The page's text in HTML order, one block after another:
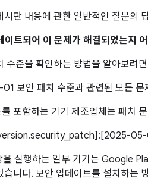
시판 내용에 관한 일반적인 질문의
이트되어 이 문제가 해결되었는지
수준을 확인하는 방법을 알아보려면
보안 패치 수준과 관련된 모든
포함하는 기기 제조업체는 패치
05-
실행하는 일부 기기는 Google
습니다. 보안 업데이트를 설치하는